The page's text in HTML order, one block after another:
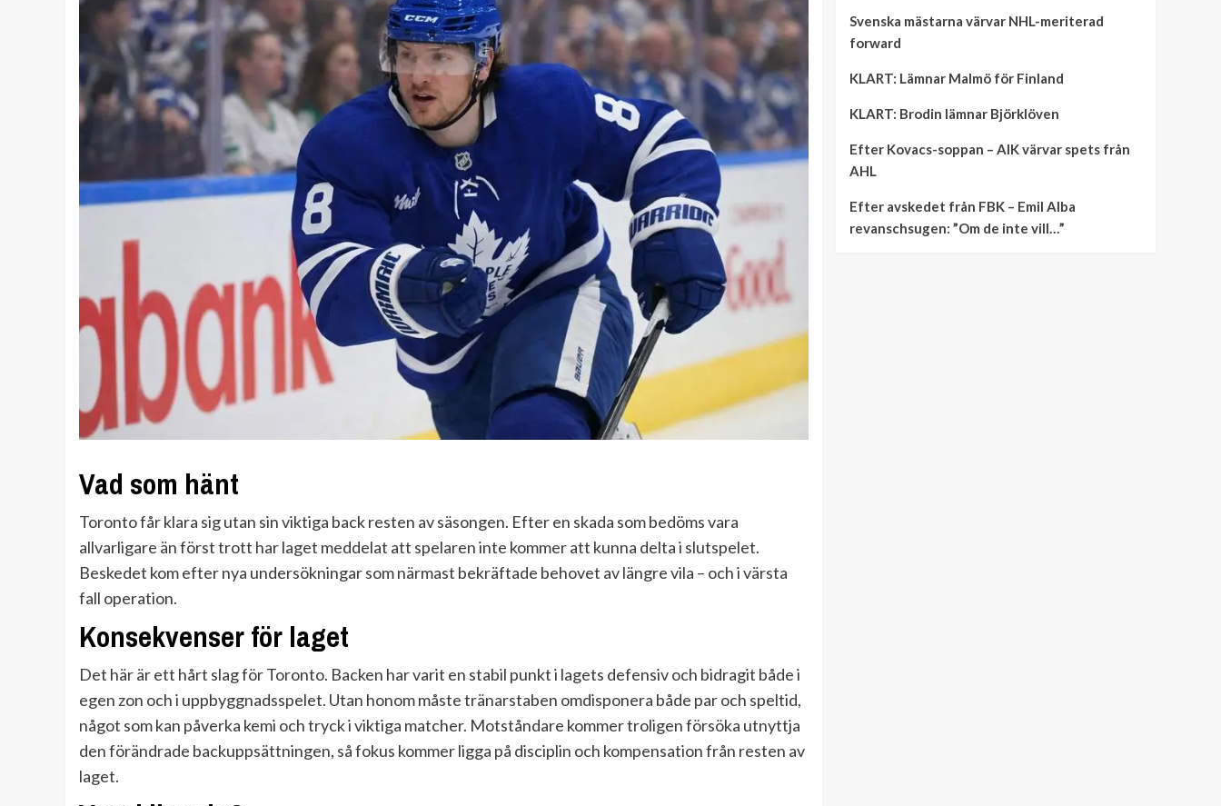
Vad som hänt
Toronto får klara sig utan sin viktiga back resten av säsongen. Efter en skada som bedöms vara
allvarligare än först trott har laget meddelat att spelaren inte kommer att kunna delta i slutspelet.
Beskedet kom efter nya undersökningar som närmast bekräftade behovet av längre vila – och i värsta
fall operation.
Konsekvenser för laget
Det här är ett hårt slag för Toronto. Backen har varit en stabil punkt i lagets defensiv och bidragit både i
egen zon och i uppbyggnadsspelet. Utan honom måste tränarstaben omdisponera både par och speltid,
något som kan påverka kemi och tryck i viktiga matcher. Motståndare kommer troligen försöka utnyttja
den förändrade backuppsättningen, så fokus kommer ligga på disciplin och kompensation från resten av
laget.
Svenska mästarna värvar NHL-meriterad
forward
KLART: Lämnar Malmö för Finland
KLART: Brodin lämnar Björklöven
Efter Kovacs-soppan – AIK värvar spets från
AHL
Efter avskedet från FBK – Emil Alba
revanschsugen: ”Om de inte vill…”